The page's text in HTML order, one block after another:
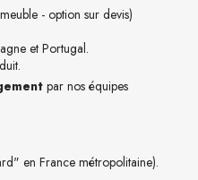
- option sur devis)
et Portugal.
par nos équipes
en France métropolitaine).